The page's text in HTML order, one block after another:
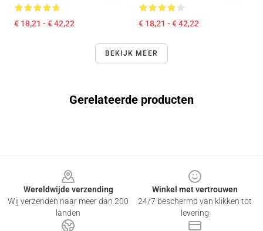
€ 18,21 - € 42,22 € 18,21 - € 42,22
BEKIJK MEER
Gerelateerde producten
Wereldwijde verzending
Wij verzenden naar meer dan 200
landen
Winkel met vertrouwen
24/7 beschermd van klikken tot
levering